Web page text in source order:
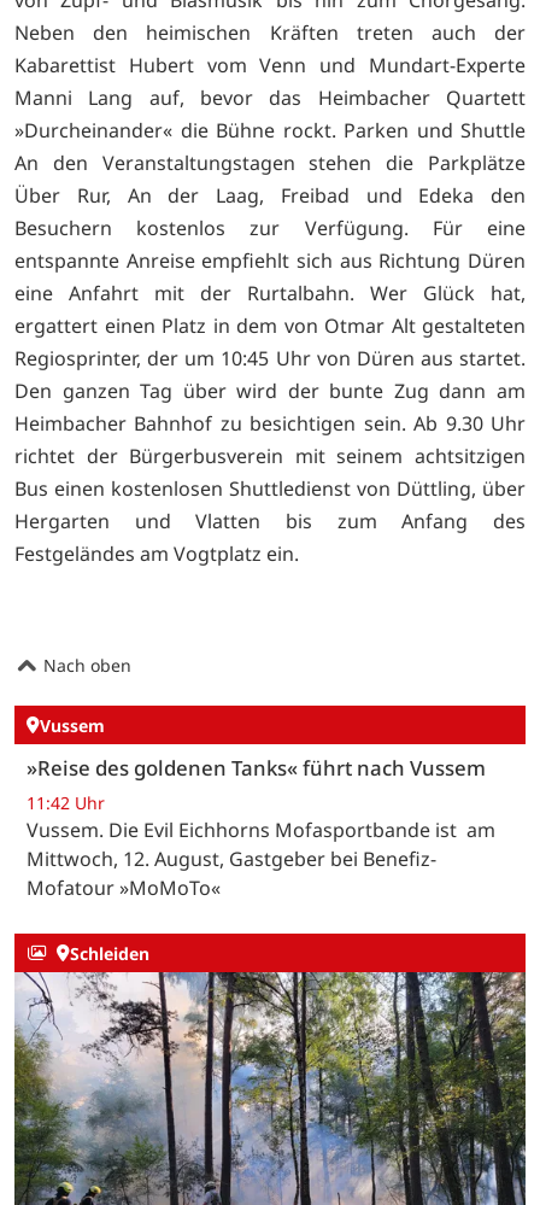
Neben den heimischen Kräften treten auch der
Kabarettist Hubert vom Venn und Mundart-Experte
Manni Lang auf, bevor das Heimbacher Quartett
»Durcheinander« die Bühne rockt. Parken und Shuttle
An den Veranstaltungstagen stehen die Parkplätze
Über Rur, An der Laag, Freibad und Edeka den
Besuchern kostenlos zur Verfügung. Für eine
entspannte Anreise empfiehlt sich aus Richtung Düren
eine Anfahrt mit der Rurtalbahn. Wer Glück hat,
ergattert einen Platz in dem von Otmar Alt gestalteten
Regiosprinter, der um 10:45 Uhr von Düren aus startet.
Den ganzen Tag über wird der bunte Zug dann am
Heimbacher Bahnhof zu besichtigen sein. Ab 9.30 Uhr
richtet der Bürgerbusverein mit seinem achtsitzigen
Bus einen kostenlosen Shuttledienst von Düttling, über
Hergarten und Vlatten bis zum Anfang des
Festgeländes am Vogtplatz ein.
Nach oben
Vussem
»Reise des goldenen Tanks« führt nach Vussem
11:42 Uhr
Vussem. Die Evil Eichhorns Mofasportbande ist am
Mittwoch, 12. August, Gastgeber bei Benefiz-
Mofatour »MoMoTo«
Schleiden